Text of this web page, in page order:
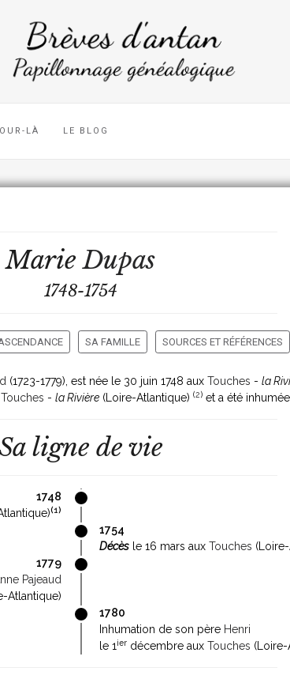
LÀ LE BLOG
MarieDupas
1748-1754
SA FAMILLE SOURCES ET RÉFÉRENCES
(1723-1779) , est née le 30 juin 1748 aux Touches - la
Touches - la Rivière (Loire-Atlantique) (2) et a été
ligne de vie
1748
(1)
1754
Décès le 16 mars aux Touches
1779
Pajeaud
Atlantique)
1780
Inhumation de son père Henri
le 1 ier décembre aux Touches (Loire-